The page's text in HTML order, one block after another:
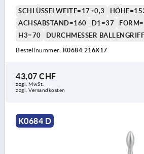
SCHLÜSSELWEITE=17+0,3
ACHSABSTAND=160
D1=37
H3=70
DURCHMESSER
Bestellnummer: K0684.216X17
43,07 CHF
zzgl. MwSt.
zzgl. Versandkosten
K0684 D